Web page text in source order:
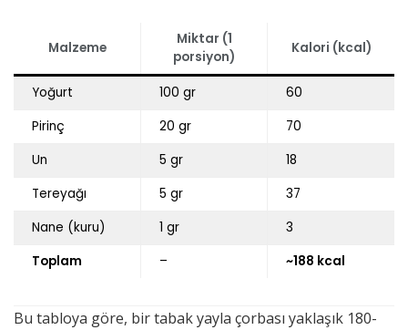
Malzeme
Miktar (1
porsiyon)
Kalori (kcal)
Yoğurt 100 gr
60
Pirinç
20 gr
70
Un
5 gr
18
Tereyağı
5 gr
37
Nane (kuru)
1 gr
3
Toplam
– ~188 kcal
Bu tabloya göre, bir tabak yayla çorbası yaklaşık 180-